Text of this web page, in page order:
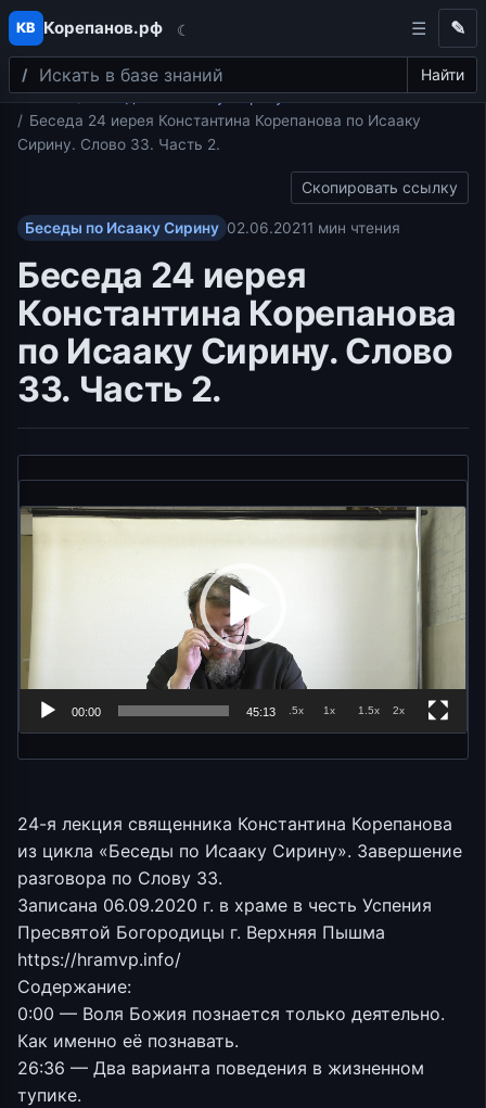
Перейти к содержимому
КВ Корепанов.рф ☾
Поиск Найти
✎
Главная
Беседы по Исааку Сирину
Беседа 24 иерея Константина Корепанова по Исааку
Сирину. Слово 33. Часть 2.
Скопировать ссылку
Беседы по Исааку Сирину 02.06.20211 мин чтения
Беседа 24 иерея
Константина Корепанова
по Исааку Сирину. Слово
33. Часть 2.
00:00 45:13 .5x 1x 1.5x 2x
24-я лекция священника Константина Корепанова
из цикла «Беседы по Исааку Сирину». Завершение
разговора по Слову 33.
Записана 06.09.2020 г. в храме в честь Успения
Пресвятой Богородицы г. Верхняя Пышма
https://hramvp.info/
Содержание:
0:00 — Воля Божия познается только деятельно.
Как именно её познавать.
26:36 — Два варианта поведения в жизненном
тупике.